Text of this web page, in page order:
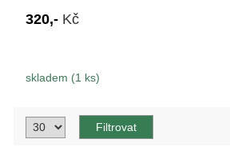
320,- Kč
skladem (1 ks)